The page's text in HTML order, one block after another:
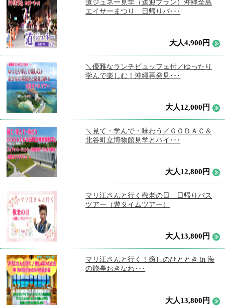
道ジュネー見学（送迎プラン）沖縄全島
エイサーまつり 日帰りバ･･･
大人4,900円
＼優雅なランチビュッフェ付／ゆったり
学んで楽しむ！沖縄再発見･･･
大人12,000円
＼見て・学んで・味わう／ＧＯＤＡＣ＆
北谷町立博物館見学とハイ･･･
大人12,800円
マリ江さんと行く敬老の日 日帰りバス
ツアー（遊タイムツアー）
大人13,800円
マリ江さんと行く！癒しのひととき in 海
の旅亭おきなわ･･･
大人13,800円